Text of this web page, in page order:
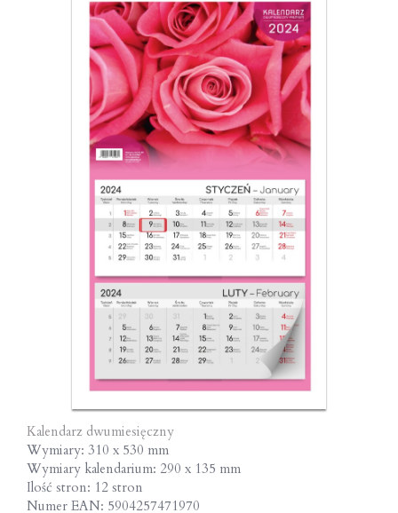
Kalendarz dwumiesięczny
Wymiary: 310 x 530 mm
Wymiary kalendarium: 290 x 135 mm
Ilość stron: 12 stron
Numer EAN: 5904257471970